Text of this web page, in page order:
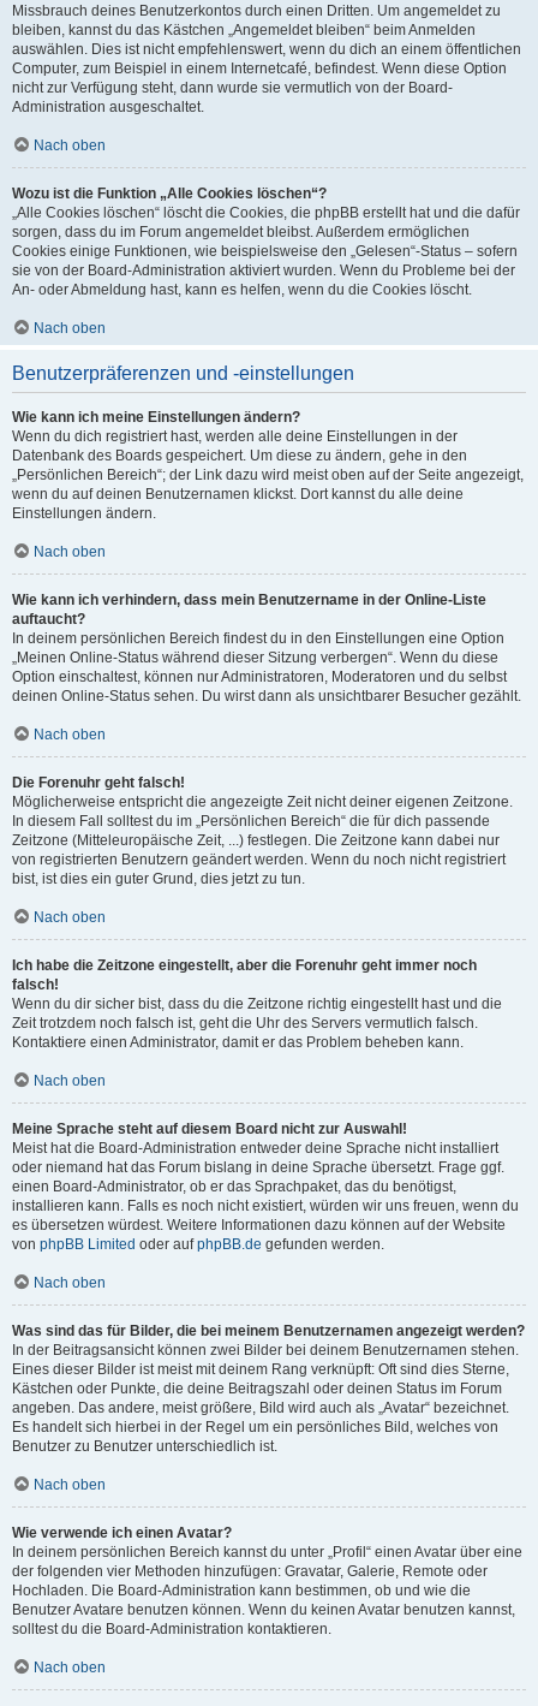
Missbrauch deines Benutzerkontos durch einen Dritten. Um angemeldet zu
bleiben, kannst du das Kästchen „Angemeldet bleiben“ beim Anmelden
auswählen. Dies ist nicht empfehlenswert, wenn du dich an einem öffentlichen
Computer, zum Beispiel in einem Internetcafé, befindest. Wenn diese Option
nicht zur Verfügung steht, dann wurde sie vermutlich von der Board-
Administration ausgeschaltet.
Nach oben
Wozu ist die Funktion „Alle Cookies löschen“?
„Alle Cookies löschen“ löscht die Cookies, die phpBB erstellt hat und die dafür
sorgen, dass du im Forum angemeldet bleibst. Außerdem ermöglichen
Cookies einige Funktionen, wie beispielsweise den „Gelesen“-Status – sofern
sie von der Board-Administration aktiviert wurden. Wenn du Probleme bei der
An- oder Abmeldung hast, kann es helfen, wenn du die Cookies löscht.
Nach oben
Benutzerpräferenzen und -einstellungen
Wie kann ich meine Einstellungen ändern?
Wenn du dich registriert hast, werden alle deine Einstellungen in der
Datenbank des Boards gespeichert. Um diese zu ändern, gehe in den
„Persönlichen Bereich“; der Link dazu wird meist oben auf der Seite angezeigt,
wenn du auf deinen Benutzernamen klickst. Dort kannst du alle deine
Einstellungen ändern.
Nach oben
Wie kann ich verhindern, dass mein Benutzername in der Online-Liste
auftaucht?
In deinem persönlichen Bereich findest du in den Einstellungen eine Option
„Meinen Online-Status während dieser Sitzung verbergen“. Wenn du diese
Option einschaltest, können nur Administratoren, Moderatoren und du selbst
deinen Online-Status sehen. Du wirst dann als unsichtbarer Besucher gezählt.
Nach oben
Die Forenuhr geht falsch!
Möglicherweise entspricht die angezeigte Zeit nicht deiner eigenen Zeitzone.
In diesem Fall solltest du im „Persönlichen Bereich“ die für dich passende
Zeitzone (Mitteleuropäische Zeit, ...) festlegen. Die Zeitzone kann dabei nur
von registrierten Benutzern geändert werden. Wenn du noch nicht registriert
bist, ist dies ein guter Grund, dies jetzt zu tun.
Nach oben
Ich habe die Zeitzone eingestellt, aber die Forenuhr geht immer noch
falsch!
Wenn du dir sicher bist, dass du die Zeitzone richtig eingestellt hast und die
Zeit trotzdem noch falsch ist, geht die Uhr des Servers vermutlich falsch.
Kontaktiere einen Administrator, damit er das Problem beheben kann.
Nach oben
Meine Sprache steht auf diesem Board nicht zur Auswahl!
Meist hat die Board-Administration entweder deine Sprache nicht installiert
oder niemand hat das Forum bislang in deine Sprache übersetzt. Frage ggf.
einen Board-Administrator, ob er das Sprachpaket, das du benötigst,
installieren kann. Falls es noch nicht existiert, würden wir uns freuen, wenn du
es übersetzen würdest. Weitere Informationen dazu können auf der Website
von phpBB Limited oder aufphpBB.de gefunden werden.
Nach oben
Was sind das für Bilder, die bei meinem Benutzernamen angezeigt werden?
In der Beitragsansicht können zwei Bilder bei deinem Benutzernamen stehen.
Eines dieser Bilder ist meist mit deinem Rang verknüpft: Oft sind dies Sterne,
Kästchen oder Punkte, die deine Beitragszahl oder deinen Status im Forum
angeben. Das andere, meist größere, Bild wird auch als „Avatar“ bezeichnet.
Es handelt sich hierbei in der Regel um ein persönliches Bild, welches von
Benutzer zu Benutzer unterschiedlich ist.
Nach oben
Wie verwende ich einen Avatar?
In deinem persönlichen Bereich kannst du unter „Profil“ einen Avatar über eine
der folgenden vier Methoden hinzufügen: Gravatar, Galerie, Remote oder
Hochladen. Die Board-Administration kann bestimmen, ob und wie die
Benutzer Avatare benutzen können. Wenn du keinen Avatar benutzen kannst,
solltest du die Board-Administration kontaktieren.
Nach oben